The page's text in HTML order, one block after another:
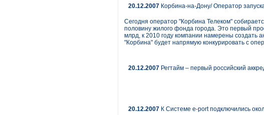
20.12.2007 Корбина-на-Дону/ Оператор
Сегодня оператор "Корбина Телеком"
половину жилого фонда города. Это первый
млрд, к 2010 году компании намерены создать
"Корбина" будет напрямую конкурировать с
20.12.2007 Регтайм – первый российский
20.12.2007 К Системе e-port подключились